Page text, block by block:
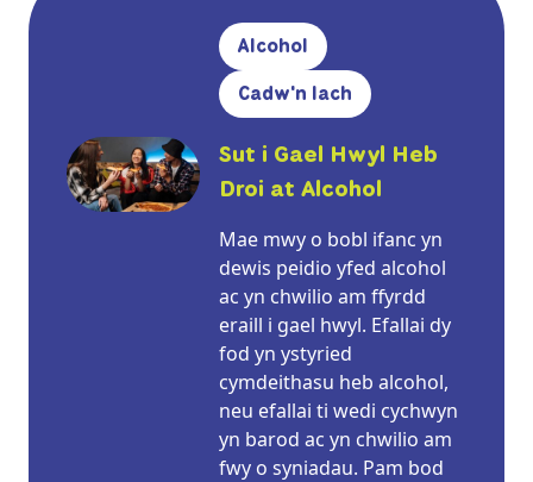
Alcohol
Cadw'n Iach
Sut i Gael Hwyl Heb
Droi at Alcohol
Mae mwy o bobl ifanc yn
dewis peidio yfed alcohol
ac yn chwilio am ffyrdd
eraill i gael hwyl. Efallai dy
fod yn ystyried
cymdeithasu heb alcohol,
neu efallai ti wedi cychwyn
yn barod ac yn chwilio am
fwy o syniadau. Pam bod